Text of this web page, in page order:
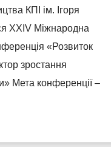
ЕКОНОМІКИ”
КПІ ім. Ігоря
XXIV Міжнародна
«Розвиток
зростання
Мета конференції –